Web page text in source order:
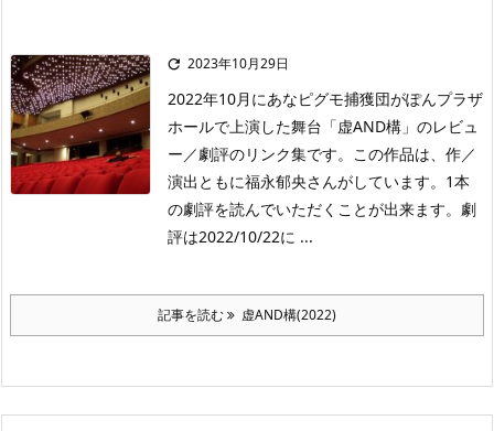
 2023年10月29日
2022年10月にあなピグモ捕獲団がぽんプラザ
ホールで上演した舞台「虚AND構」のレビュ
ー／劇評のリンク集です。この作品は、作／
演出ともに福永郁央さんがしています。1本
の劇評を読んでいただくことが出来ます。劇
評は2022/10/22に ...
記事を読む 虚AND構(2022)